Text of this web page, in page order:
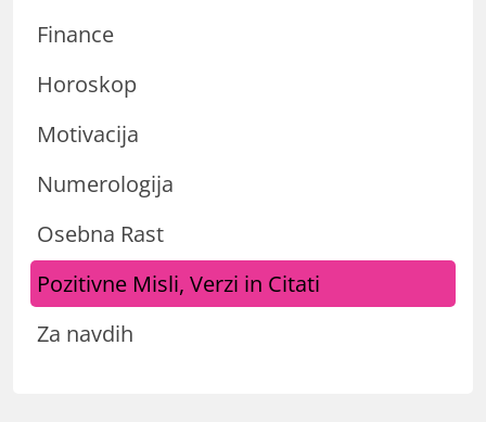
Finance
Horoskop
Motivacija
Numerologija
Osebna Rast
Pozitivne Misli, Verzi in Citati
Za navdih